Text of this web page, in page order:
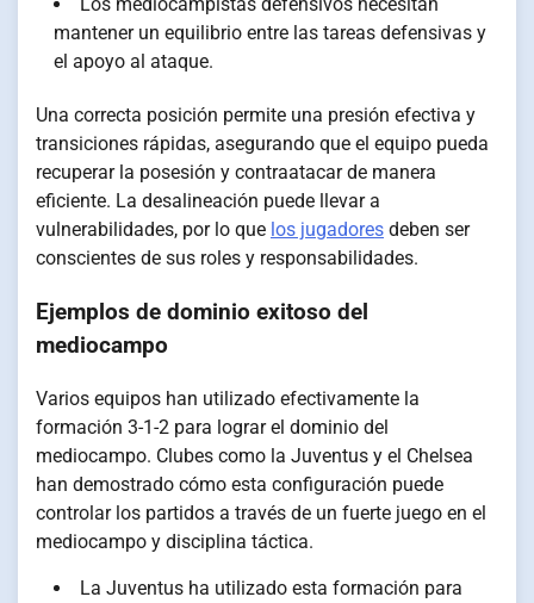
Los mediocampistas defensivos necesitan
mantener un equilibrio entre las tareas defensivas y
el apoyo al ataque.
Una correcta posición permite una presión efectiva y
transiciones rápidas, asegurando que el equipo pueda
recuperar la posesión y contraatacar de manera
eficiente. La desalineación puede llevar a
vulnerabilidades, por lo que los jugadores deben ser
conscientes de sus roles y responsabilidades.
Ejemplos de dominio exitoso del
mediocampo
Varios equipos han utilizado efectivamente la
formación 3-1-2 para lograr el dominio del
mediocampo. Clubes como la Juventus y el Chelsea
han demostrado cómo esta configuración puede
controlar los partidos a través de un fuerte juego en el
mediocampo y disciplina táctica.
La Juventus ha utilizado esta formación para